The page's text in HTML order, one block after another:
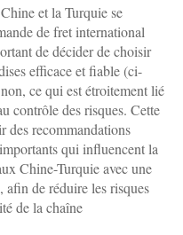
et la Turquie se
de fret international
de décider de choisir
efficace et fiable (ci-
ce qui est étroitement lié
contrôle des risques. Cette
des recommandations
qui influencent la
Chine-Turquie avec une
de réduire les risques
de la chaîne